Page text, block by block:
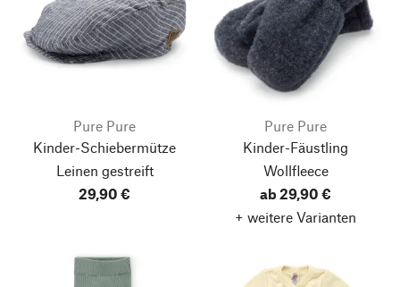
Pure Pure
Kinder-Schiebermütze
Leinen gestreift
29,90 €
Pure Pure
Kinder-Fäustling
Wollfleece
ab 29,90 €
+ weitere Varianten